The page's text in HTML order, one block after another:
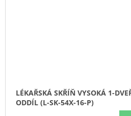
LÉKAŘSKÁ SKŘÍŇ VYSOKÁ 1-
ODDÍL (L-SK-54X-16-P)